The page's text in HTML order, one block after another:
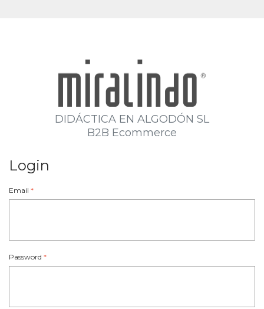
DIDÁCTICA EN ALGODÓN SL
B2B Ecommerce
Login
Email *
Password *